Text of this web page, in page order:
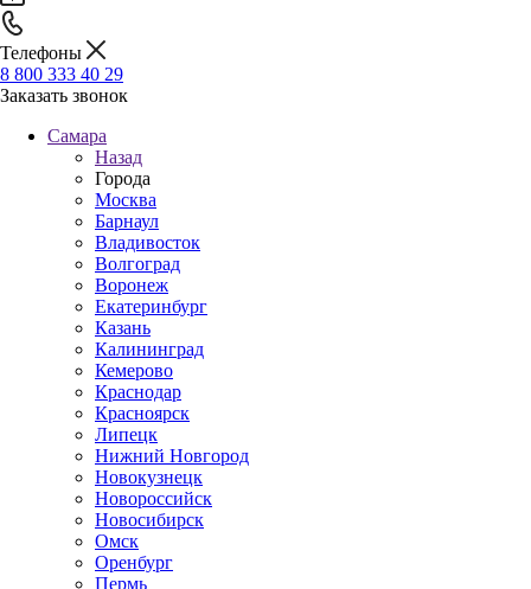
Телефоны
8 800 333 40 29
Заказать звонок
Самара
Назад
Города
Москва
Барнаул
Владивосток
Волгоград
Воронеж
Екатеринбург
Казань
Калининград
Кемерово
Краснодар
Красноярск
Липецк
Нижний Новгород
Новокузнецк
Новороссийск
Новосибирск
Омск
Оренбург
Пермь